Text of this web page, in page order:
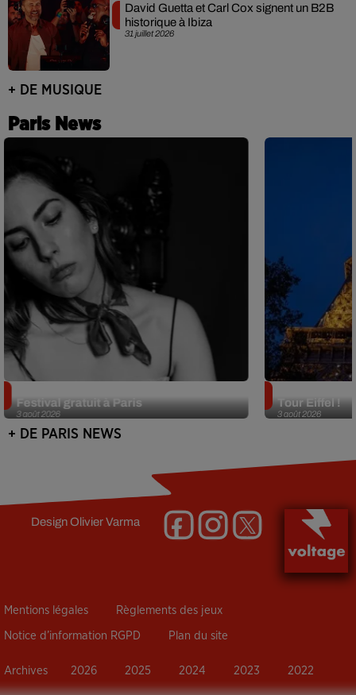
31 juillet 2026
David Guetta et Carl Cox signent un B2B
historique à Ibiza
+ DE MUSIQUE
Paris News
3 août 2026
Festival gratuit à Paris
3 août 2026
Tour Eiffel !
+ DE PARIS NEWS
DesignOlivier Varma
Mentions légales Règlements des jeux
Notice d’information RGPD Plan du site
Archives 2026 2025 2024 2023 2022